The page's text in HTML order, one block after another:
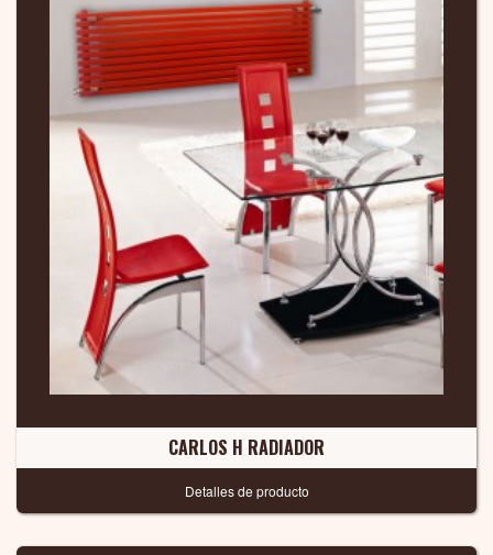
CARLOS H RADIADOR
Detalles de producto